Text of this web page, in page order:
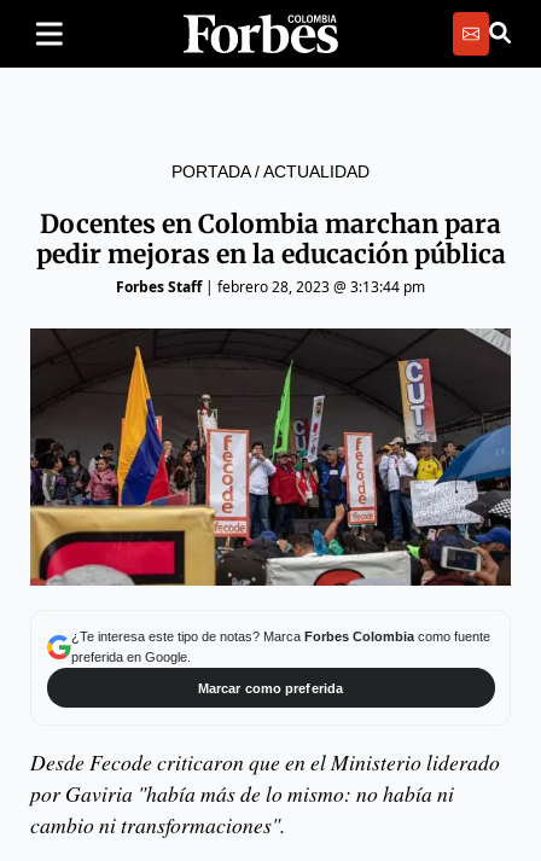
PORTADA/ACTUALIDAD
Docentes en Colombia marchan para
pedir mejoras en la educación pública
Forbes Staff| febrero 28, 2023 @ 3:13:44 pm
¿Te interesa este tipo de notas? Marca Forbes Colombiacomo fuente
preferida en Google.
Marcar como preferida
Desde Fecode criticaron que en el Ministerio liderado
por Gaviria "había más de lo mismo: no había ni
cambio ni transformaciones".